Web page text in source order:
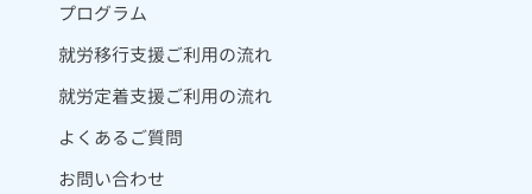
プログラム
就労移行支援ご利用の流れ
就労定着支援ご利用の流れ
よくあるご質問
お問い合わせ